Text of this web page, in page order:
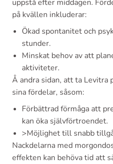
uppstå efter middagen.
på kvällen inkluderar:
Ökad spontanitet och
stunder.
Minskat behov av att
aktiviteter.
Å andra sidan, att ta Levitra
sina fördelar, såsom:
Förbättrad förmåga att
kan öka självförtroendet.
>Möjlighet till snabb
Nackdelarna med
effekten kan behöva tid att